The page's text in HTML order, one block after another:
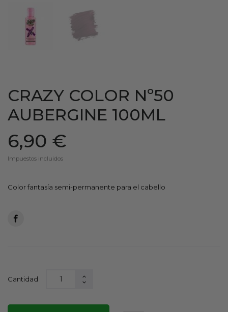
CRAZY COLOR Nº50
AUBERGINE 100ML
6,90 €
Impuestos incluidos
Color fantasía semi-permanente para el cabello
Cantidad